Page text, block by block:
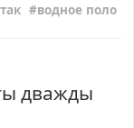
водное поло
дважды